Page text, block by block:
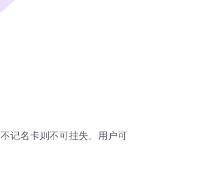
记名卡则不可挂失。用户可